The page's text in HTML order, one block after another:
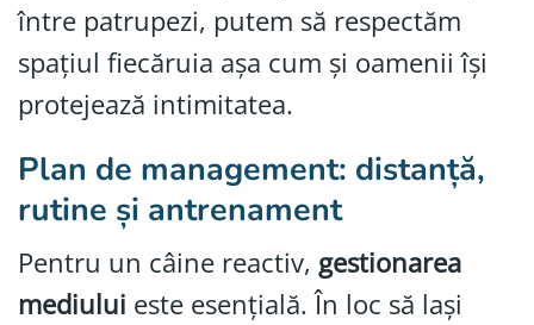
între patrupezi, putem să respectăm
spațiul fiecăruia așa cum și oamenii își
protejează intimitatea.
Plan de management: distanță,
rutine și antrenament
Pentru un câine reactiv, gestionarea
mediului este esențială. În loc să lași